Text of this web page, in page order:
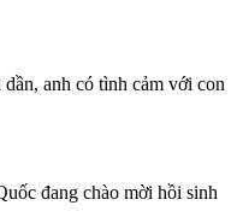
anh có tình cảm với con
đang chào mời hồi sinh